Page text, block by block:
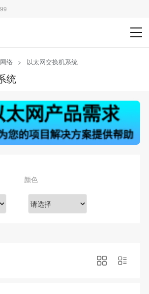
络 > 以太网交换机系统
统
>
>
>
颜色